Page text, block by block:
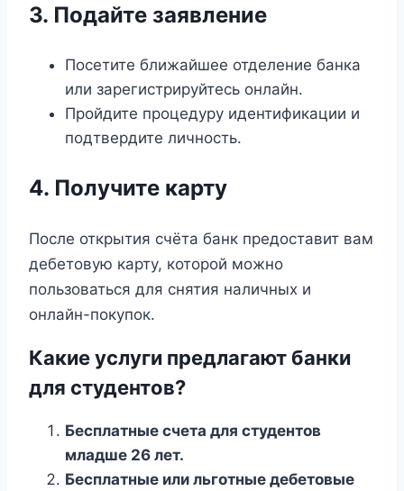
3. Подайте заявление
Посетите ближайшее отделение банка
или зарегистрируйтесь онлайн.
Пройдите процедуру идентификации и
подтвердите личность.
4. Получите карту
После открытия счёта банк предоставит вам
дебетовую карту, которой можно
пользоваться для снятия наличных и
онлайн-покупок.
Какие услуги предлагают банки
для студентов?
Бесплатные счета для студентов
младше 26 лет.
Бесплатные или льготные дебетовые